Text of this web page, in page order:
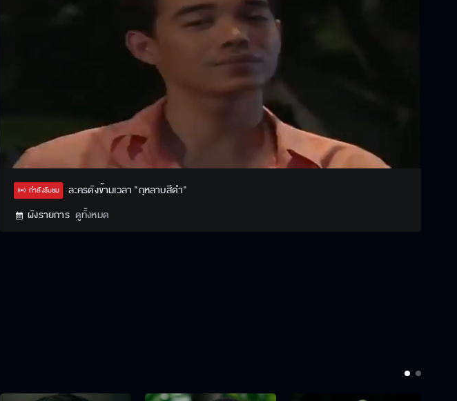
Stream
Type
Settings
กำลังรับชม
ละครดังข้ามเวลา "กุหลาบสีดำ"
ผังรายการ ดูทั้งหมด